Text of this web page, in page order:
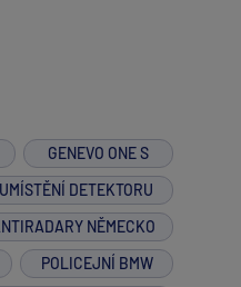
GENEVO ONE S
UMÍSTĚNÍ DETEKTORU
NĚMECKO
POLICEJNÍ BMW